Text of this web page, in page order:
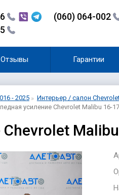
(060) 064-002
Отзывы Гарантии
- 2025 Интерьер / салон
усиление Chevrolet Malibu 16-17